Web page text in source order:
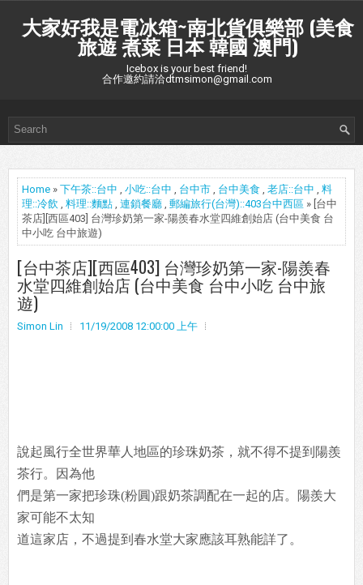
大家好我是電冰箱~南北貨俱樂部 (美食
旅遊 煮菜 日本 韓國 澳門)
Icebox is your best friend!
合作邀約請洽dtmsimon@gmail.com
Home » 下午茶::台中 , 小吃::台中 , 台中市 , 台中美食 , 老店::台中 , 料
理::冷飲 , 料理::麵點 , 連鎖餐廳 , 郵編旅行(台灣)::403台中西區 » [台中
茶店][西區403] 台灣珍奶第一家-陽羨春水堂四維創始店 (台中美食 台
中小吃 台中旅遊)
[台中茶店][西區403] 台灣珍奶第一家-陽羨春
水堂四維創始店 (台中美食 台中小吃 台中旅
遊)
Simon Lin 11/19/2008 12:00:00 上午
說起風行全世界華人地區的珍珠奶茶，就不得不提到陽羨
茶行。因為他
們是第一家把珍珠(粉圓)跟奶茶調配在一起的店。陽羨大
家可能不太知
道這家店，不過提到春水堂大家應該耳熟能詳了。